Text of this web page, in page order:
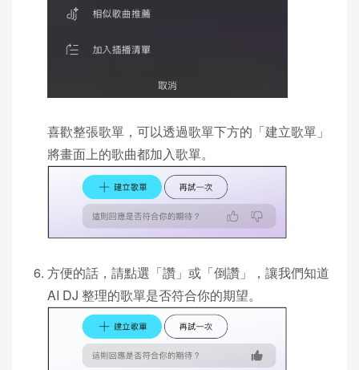
喜歡整張歌單，可以透過歌單下方的「建立歌單」
將畫面上的歌曲都加入歌單。
方便的話，請點選「讚」或「倒讚」，讓我們知道
AI DJ 整理的歌單是否符合你的期望。